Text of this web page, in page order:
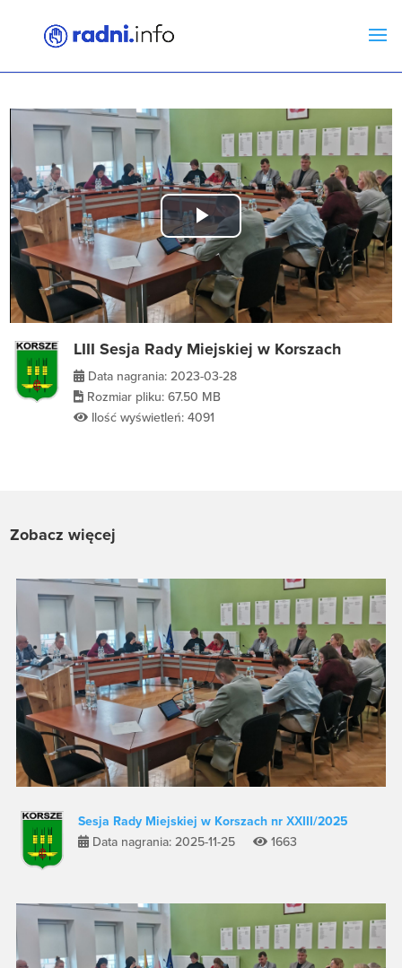
Play
Video
LIII Sesja Rady Miejskiej w Korszach
Data nagrania: 2023-03-28
Rozmiar pliku: 67.50 MB
Ilość wyświetleń: 4091
Zobacz więcej
Sesja Rady Miejskiej w Korszach nr XXIII/2025
Data nagrania: 2025-11-25
1663